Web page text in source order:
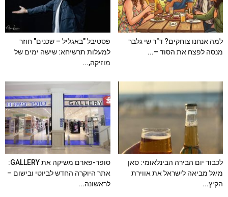
למה אנחנו צוחקים? ד"ר שי גלבר
מנסה לפצח את הסוד –...
פסטיבל "באגליל – שכנים" חוזר
למעלות תרשיחא: שישה ימים של
מוזיקה,...
לכבוד יום הבירה הבינלאומי: סאן
מיגל מביאה לישראל את אווירת
הקיץ...
סופר-פארם משיקה את GALLERY:
אתר היוקרה החדש לביוטי ובישום –
לראשונה...